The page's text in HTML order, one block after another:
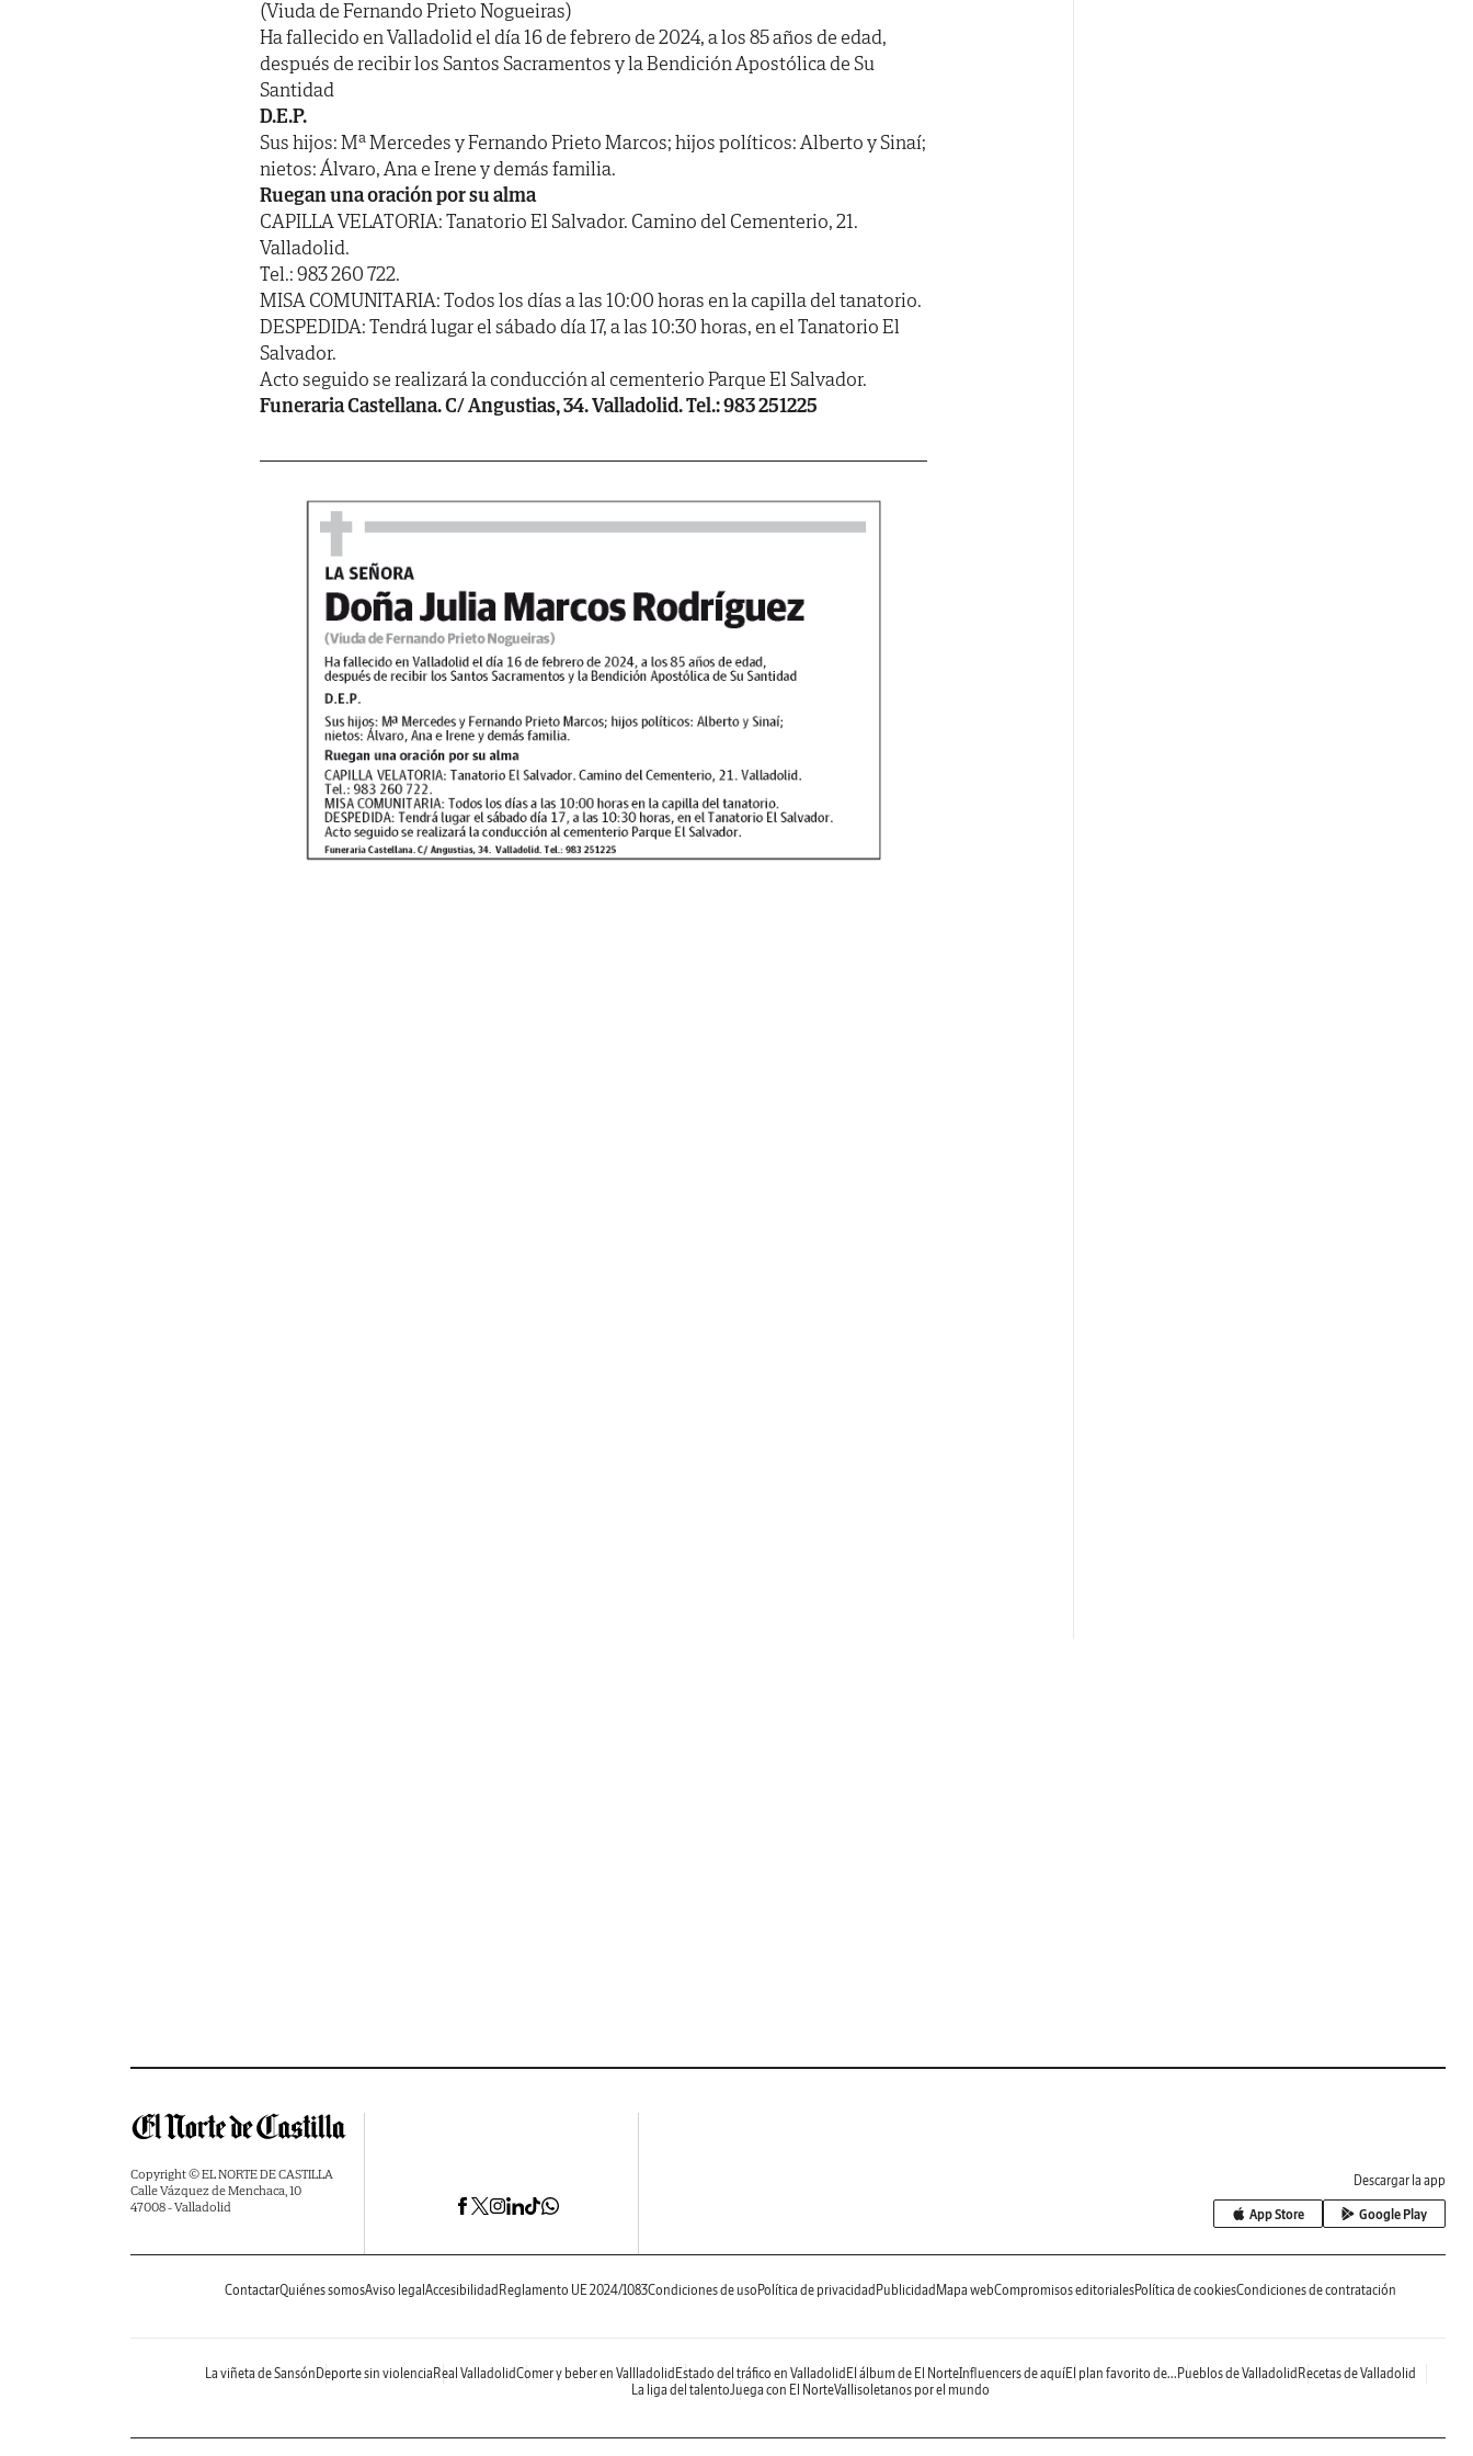
(Viuda de Fernando Prieto Nogueiras)
Ha fallecido en Valladolid el día 16 de febrero de 2024, a los 85 años de edad,
después de recibir los Santos Sacramentos y la Bendición Apostólica de Su
Santidad
D.E.P.
Sus hijos: Mª Mercedes y Fernando Prieto Marcos; hijos políticos: Alberto y Sinaí;
nietos: Álvaro, Ana e Irene y demás familia.
Ruegan una oración por su alma
CAPILLA VELATORIA: Tanatorio El Salvador. Camino del Cementerio, 21.
Valladolid.
Tel.: 983 260 722.
MISA COMUNITARIA: Todos los días a las 10:00 horas en la capilla del tanatorio.
DESPEDIDA: Tendrá lugar el sábado día 17, a las 10:30 horas, en el Tanatorio El
Salvador.
Acto seguido se realizará la conducción al cementerio Parque El Salvador.
Funeraria Castellana. C/ Angustias, 34. Valladolid. Tel.: 983 251225
Copyright © EL NORTE DE CASTILLA
Calle Vázquez de Menchaca, 10
47008 - Valladolid
Descargar la app
App Store Google Play
ContactarQuiénes somosAviso legal Accesibilidad Reglamento UE 2024/1083Condiciones de uso Política de privacidad Publicidad Mapa webCompromisos editorialesPolítica de cookiesCondiciones de contratación
La viñeta de Sansón Deporte sin violencia Real ValladolidComer y beber en Vallladolid Estado del tráfico en Valladolid El álbum de El NorteInfluencers de aquíEl plan favorito de... Pueblos de Valladolid Recetas de Valladolid
La liga del talentoJuega con El NorteVallisoletanos por el mundo